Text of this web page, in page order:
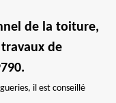
de la toiture,
de
il est conseillé